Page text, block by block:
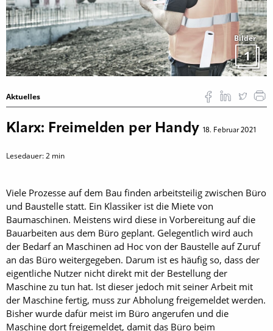
Bilder
1
Aktuelles
Klarx: Freimelden per Handy 18. Februar 2021
Lesedauer:2 min
Viele Prozesse auf dem Bau finden arbeitsteilig zwischen Büro
und Baustelle statt. Ein Klassiker ist die Miete von
Baumaschinen. Meistens wird diese in Vorbereitung auf die
Bauarbeiten aus dem Büro geplant. Gelegentlich wird auch
der Bedarf an Maschinen ad Hoc von der Baustelle auf Zuruf
an das Büro weitergegeben. Darum ist es häufig so, dass der
eigentliche Nutzer nicht direkt mit der Bestellung der
Maschine zu tun hat. Ist dieser jedoch mit seiner Arbeit mit
der Maschine fertig, muss zur Abholung freigemeldet werden.
Bisher wurde dafür meist im Büro angerufen und die
Maschine dort freigemeldet, damit das Büro beim